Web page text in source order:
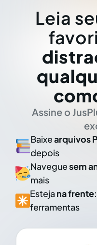
Leia
Assine o
Baixearquivos
depois
Naveguesem
mais
Esteja na frente
ferramentas